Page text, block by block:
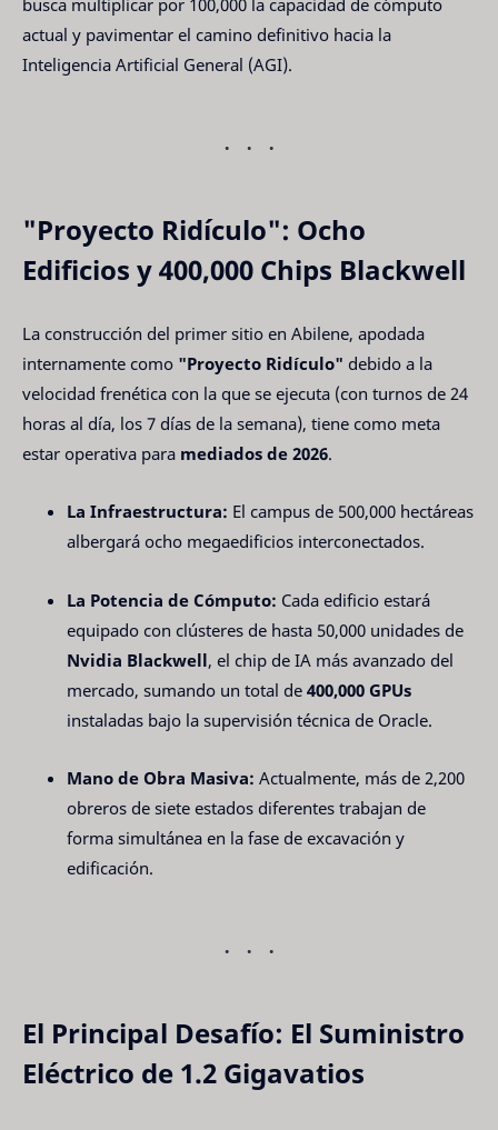
busca multiplicar por 100,000 la capacidad de cómputo
actual y pavimentar el camino definitivo hacia la
Inteligencia Artificial General (AGI).
"Proyecto Ridículo": Ocho
Edificios y 400,000 Chips Blackwell
La construcción del primer sitio en Abilene, apodada
internamente como "Proyecto Ridículo" debido a la
velocidad frenética con la que se ejecuta (con turnos de 24
horas al día, los 7 días de la semana), tiene como meta
estar operativa para mediados de 2026.
La Infraestructura: El campus de 500,000 hectáreas
albergará ocho megaedificios interconectados.
La Potencia de Cómputo: Cada edificio estará
equipado con clústeres de hasta 50,000 unidades de
Nvidia Blackwell, el chip de IA más avanzado del
mercado, sumando un total de 400,000 GPUs
instaladas bajo la supervisión técnica de Oracle.
Mano de Obra Masiva: Actualmente, más de 2,200
obreros de siete estados diferentes trabajan de
forma simultánea en la fase de excavación y
edificación.
El Principal Desafío: El Suministro
Eléctrico de 1.2 Gigavatios